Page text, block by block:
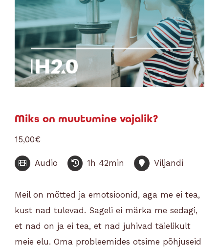
Miks on muutumine vajalik?
15,00€
Audio 1h 42min Viljandi
Meil on mõtted ja emotsioonid, aga me ei tea,
kust nad tulevad. Sageli ei märka me sedagi,
et nad on ja ei tea, et nad juhivad täielikult
meie elu. Oma probleemides otsime põhjuseid